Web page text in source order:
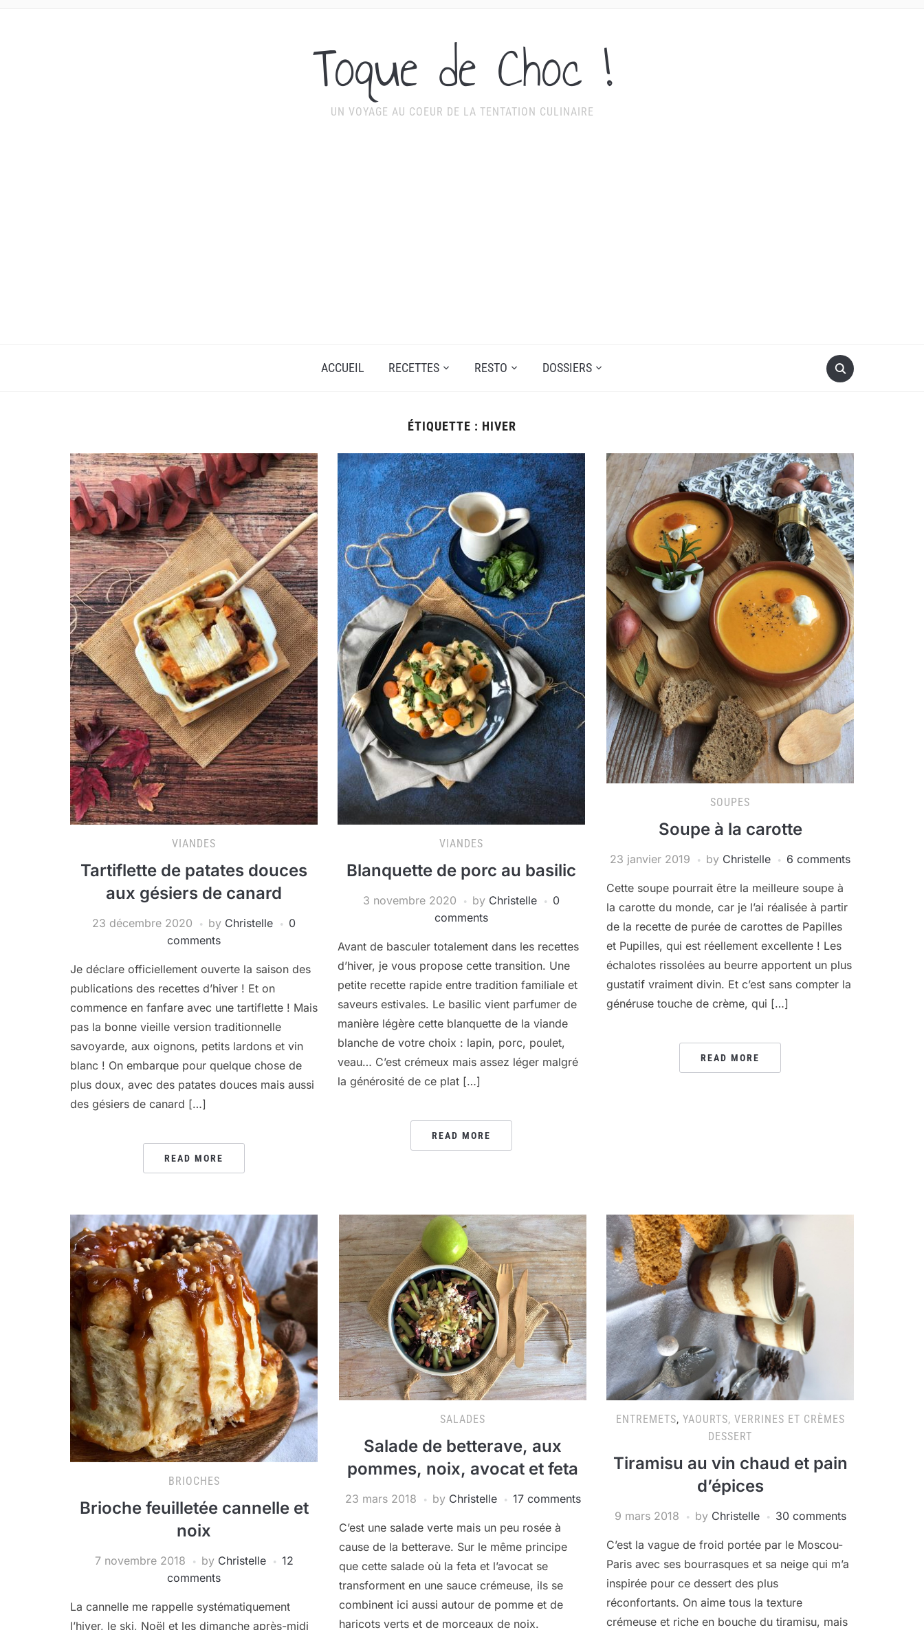
Toque de Choc !
UN VOYAGE AU COEUR DE LA TENTATION CULINAIRE
ACCUEIL RECETTES RESTO DOSSIERS
ÉTIQUETTE : HIVER
VIANDES
Tartiflette de patates douces
aux gésiers de canard
23 décembre 2020 by Christelle
0
comments
Je déclare officiellement ouverte la saison des
publications des recettes d’hiver ! Et on
commence en fanfare avec une tartiflette ! Mais
pas la bonne vieille version traditionnelle
savoyarde, aux oignons, petits lardons et vin
blanc ! On embarque pour quelque chose de
plus doux, avec des patates douces mais aussi
des gésiers de canard […]
READ MORE
VIANDES
Blanquette de porc au basilic
3 novembre 2020 by Christelle
0
comments
Avant de basculer totalement dans les recettes
d’hiver, je vous propose cette transition. Une
petite recette rapide entre tradition familiale et
saveurs estivales. Le basilic vient parfumer de
manière légère cette blanquette de la viande
blanche de votre choix : lapin, porc, poulet,
veau… C’est crémeux mais assez léger malgré
la générosité de ce plat […]
READ MORE
SOUPES
Soupe à la carotte
23 janvier 2019 by Christelle 6 comments
Cette soupe pourrait être la meilleure soupe à
la carotte du monde, car je l’ai réalisée à partir
de la recette de purée de carottes de Papilles
et Pupilles, qui est réellement excellente ! Les
échalotes rissolées au beurre apportent un plus
gustatif vraiment divin. Et c’est sans compter la
généruse touche de crème, qui […]
READ MORE
BRIOCHES
Brioche feuilletée cannelle et
noix
7 novembre 2018 by Christelle
12
comments
La cannelle me rappelle systématiquement
l’hiver, le ski, Noël et les dimanche après-midi
SALADES
Salade de betterave, aux
pommes, noix, avocat et feta
23 mars 2018 by Christelle 17 comments
C’est une salade verte mais un peu rosée à
cause de la betterave. Sur le même principe
que cette salade où la feta et l’avocat se
transforment en une sauce crémeuse, ils se
combinent ici aussi autour de pomme et de
haricots verts et de morceaux de noix.
ENTREMETS, YAOURTS, VERRINES ET CRÈMES
DESSERT
Tiramisu au vin chaud et pain
d’épices
9 mars 2018 by Christelle 30 comments
C’est la vague de froid portée par le Moscou-
Paris avec ses bourrasques et sa neige qui m’a
inspirée pour ce dessert des plus
réconfortants. On aime tous la texture
crémeuse et riche en bouche du tiramisu, mais